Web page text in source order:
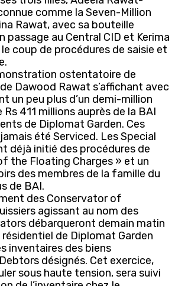
comme la Seven-Million
Rawat, avec sa bouteille
passage au Central CID et Kerima
coup de procédures de saisie et
ostentatoire de
Dawood Rawat s’affichant avec
un peu plus d’un demi-million
411 millions auprès de la BAI
de Diplomat Garden. Ces
été Serviced. Les Special
déjà initié des procédures de
the Floating Charges » et un
des membres de la famille du
de BAI.
des Conservator of
agissant au nom des
débarqueront demain matin
de Diplomat Garden
inventaires des biens
désignés. Cet exercice,
sous haute tension, sera suivi